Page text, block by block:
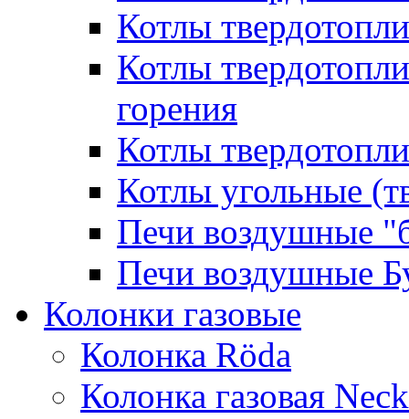
Котлы
Котлы
горения
Котлы
Котлы угольные
Печи воздушные
Печи воздушные
Колонки газовые
Колонка Rӧda
Колонка газовая